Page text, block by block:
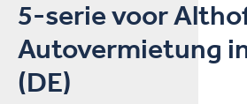
5-serie voor
Autovermietung
(DE)